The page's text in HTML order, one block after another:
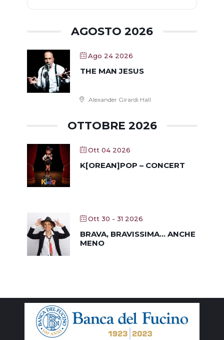
AGOSTO 2026
Ago 24 2026
THE MAN JESUS
Alexander Girardi Hall
OTTOBRE 2026
Ott 04 2026
K[OREAN]POP – CONCERT
Ott 30 - 31 2026
BRAVA, BRAVISSIMA… ANCHE
MENO